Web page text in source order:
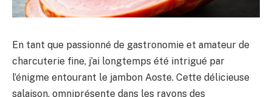
En tant que passionné de gastronomie et amateur de
charcuterie fine, j’ai longtemps été intrigué par
l’énigme entourant le jambon Aoste. Cette délicieuse
salaison, omniprésente dans les rayons des